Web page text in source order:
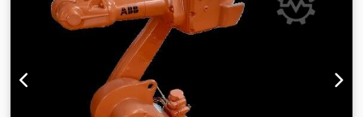
Scope 5.4.2 Entradas y salidas programables 5.6.0
Longitudes de cable especiales 6.0.0 INTERFACES /
CONCEPTOS DE OPERACIÓN 6.1.3.1 Interfaz digital para
dispositivo de extracción externo 6.1.4 Interfaz serial para
4 circuitos de calefacción/refrigeración 6.3.1.1 Unidad de
control con visualización en el brazo de soporte 6.5.2
Paquete de equipamiento RSD con interruptor 7.0.0